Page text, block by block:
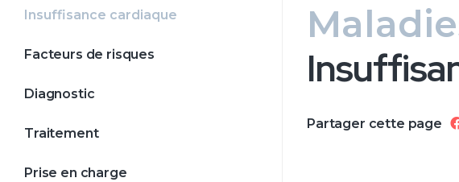
Insuffisance cardiaque
Facteurs de risques
Diagnostic
Traitement
Prise en charge
Partager cette page